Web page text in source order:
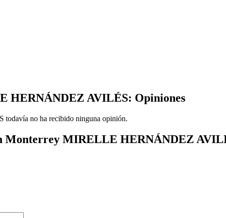
HERNÁNDEZ AVILÉS: Opiniones
no ha recibido ninguna opinión.
Monterrey MIRELLE HERNÁNDEZ